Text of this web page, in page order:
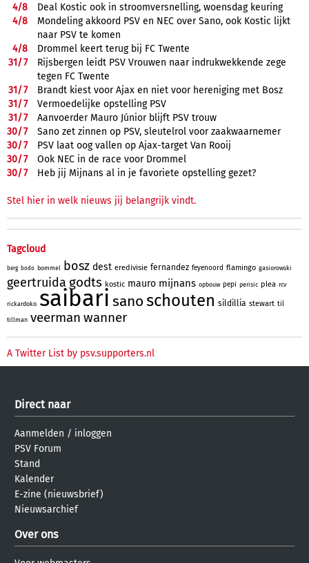
4/8
Deal Kostic ook in stroomversnelling, woensdag keuring
4/8
Mondeling akkoord PSV en NEC over Sano, ook Kostic lijkt
naar PSV te komen
4/8
Drommel keert terug bij FC Twente
31/7
Rijsbergen leidt PSV Vrouwen naar indrukwekkende zege
tegen FC Twente
31/7
Brandt kiest voor Ajax en niet voor hereniging met Bosz
31/7
Vermoedelijke opstelling PSV
31/7
Aanvoerder Mauro Júnior blijft PSV trouw
30/7
Sano zet zinnen op PSV, sleutelrol voor zaakwaarnemer
30/7
PSV laat oog vallen op Ajax-target Van Rooij
30/7
Ook NEC in de race voor Drommel
30/7 Heb jij Mijnans al in je favoriete opstelling gezet?
Stel hier in welk nieuws jij belangrijk vindt.
Tagcloud
berg bodo bommel bosz dest eredivisie fernandez feyenoord flamingo gasiorowski
geertruida godts kostic mauro mijnans opbouw pepi perisic plea rcv
rickardoko saibari sanoschouten sildillia stewart til
tillman veerman wanner
A Twitter List by psv.supporters.nl
Direct naar
Aanmelden / inloggen
PSV Forum
Stand
Kalender
E-zine (nieuwsbrief)
Nieuwsarchief
Over ons